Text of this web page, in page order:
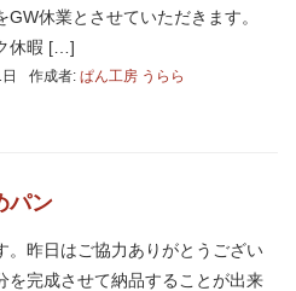
休業とさせていただきます。
休暇 […]
作成者: ぱん工房 うらら
パン
。昨日はご協力ありがとうござい
を完成させて納品することが出来